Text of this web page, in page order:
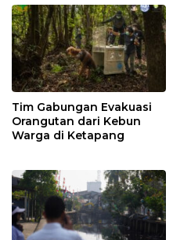
Tim Gabungan Evakuasi
Orangutan dari Kebun
Warga di Ketapang